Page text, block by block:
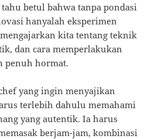
betul bahwa tanpa pondasi
hanyalah eksperimen
kita tentang teknik
dan cara memperlakukan
penuh hormat.
yang ingin menyajikan
terlebih dahulu memahami
yang autentik. Ia harus
berjam-jam, kombinasi